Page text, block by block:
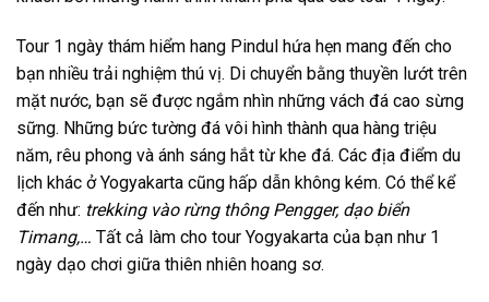
Tour 1 ngày thám hiểm hang Pindul hứa hẹn mang đến cho
bạn nhiều trải nghiệm thú vị. Di chuyển bằng thuyền lướt trên
mặt nước, bạn sẽ được ngắm nhìn những vách đá cao sừng
sững. Những bức tường đá vôi hình thành qua hàng triệu
năm, rêu phong và ánh sáng hắt từ khe đá. Các địa điểm du
lịch khác ởYogyakarta cũng hấp dẫn không kém. Có thể kể
đến như: trekking vào rừng thông Pengger, dạo biển
Timang,… Tất cả làm cho tour Yogyakarta của bạn như 1
ngày dạo chơi giữa thiên nhiên hoang sơ.